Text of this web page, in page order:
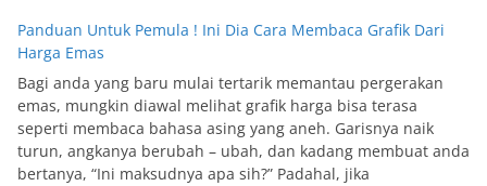
Panduan Untuk Pemula ! Ini Dia Cara Membaca Grafik Dari
Harga Emas
Bagi anda yang baru mulai tertarik memantau pergerakan
emas, mungkin diawal melihat grafik harga bisa terasa
seperti membaca bahasa asing yang aneh. Garisnya naik
turun, angkanya berubah – ubah, dan kadang membuat anda
bertanya, “Ini maksudnya apa sih?” Padahal, jika